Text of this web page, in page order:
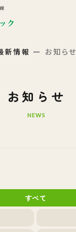
新情報 お知らせ
お知らせ
NEWS
すべて